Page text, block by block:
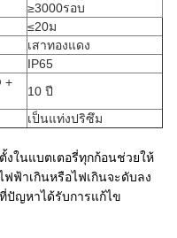
≥3000รอบ
≤20ม
เสาทองแดง
IP65
+
10 ปี
เป็นแท่งปริซึม
งในแบตเตอรี่ทุกก้อนช่วยให้
ฟ้าเกินหรือไฟเกินจะดับลง
ปัญหาได้รับการแก้ไข